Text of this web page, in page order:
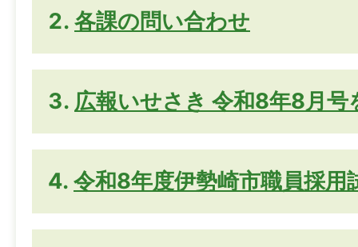
各課の問い合わせ
広報いせさき 令和8年8月号
令和8年度伊勢崎市職員採用